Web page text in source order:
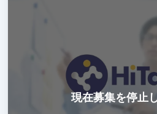
現在募集を停止